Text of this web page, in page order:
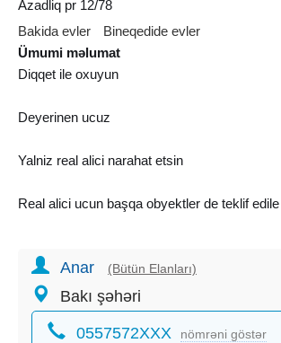
Azadliq pr 12/78
Bakida evler
Bineqedide evler
Ümumi məlumat
Diqqet ile oxuyun
Deyerinen ucuz
Yalniz real alici narahat etsin
Real alici ucun başqa obyektler de teklif
8 mkr erazisinde
merkezi kuce uzrinde
1 ci mertebe
sahesi 300 kv
Anar (Bütün Elanları)
Bakı şəhəri
0557572XXX nömrəni göstər